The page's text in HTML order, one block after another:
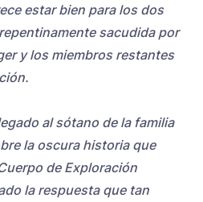
estar bien para los dos
sacudida por
y los miembros restantes
al sótano de la familia
la oscura historia que
de Exploración
la respuesta que tan